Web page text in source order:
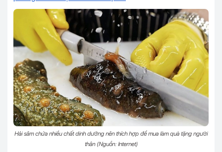
Hải sâm chứa nhiều chất dinh dưỡng nên thích hợp để mua làm quà tặng người
thân (Nguồn: Internet)